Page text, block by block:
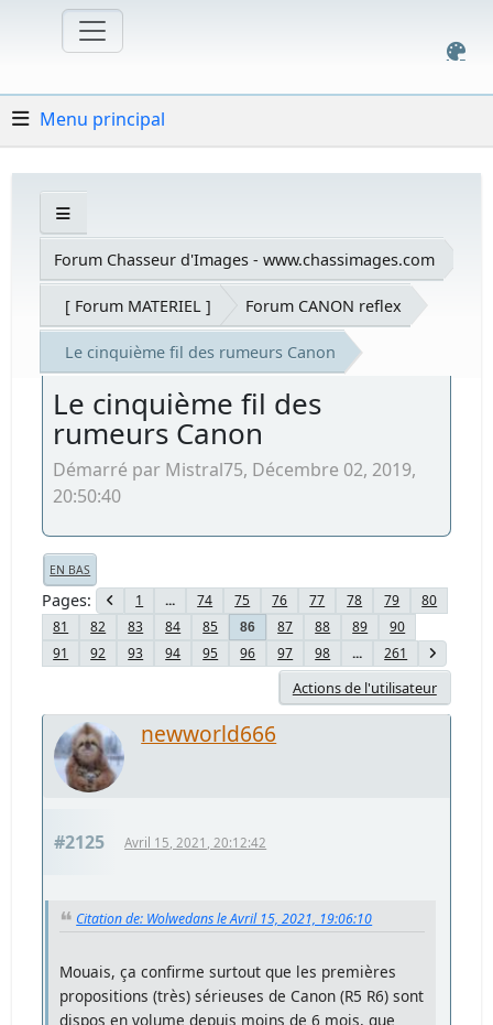
Menu principal
Forum Chasseur d'Images - www.chassimages.com
[ Forum MATERIEL ] Forum CANON reflex
Le cinquième fil des rumeurs Canon
Le cinquième fil des
rumeurs Canon
Démarré par Mistral75, Décembre 02, 2019,
20:50:40
EN BAS
Pages 1 ... 74 75 76 77 78 79
80
81
82 83 84 85 86 87 88 89
90
91
92 93 94 95 96 97 98 ... 261
Actions de l'utilisateur
newworld666
#2125 Avril 15, 2021, 20:12:42
Citation de: Wolwedans le Avril 15, 2021, 19:06:10
Mouais, ça confirme surtout que les premières
propositions (très) sérieuses de Canon (R5 R6) sont
dispos en volume depuis moins de 6 mois, que